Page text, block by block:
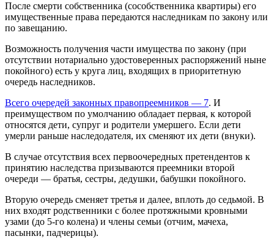
После смерти собственника (сособственника квартиры) его
имущественные права передаются наследникам по закону или
по завещанию.
Возможность получения части имущества по закону (при
отсутствии нотариально удостоверенных распоряжений ныне
покойного) есть у круга лиц, входящих в приоритетную
очередь наследников.
Всего очередей законных правопреемников — 7. И
преимуществом по умолчанию обладает первая, к которой
относятся дети, супруг и родители умершего. Если дети
умерли раньше наследодателя, их сменяют их дети (внуки).
В случае отсутствия всех первоочередных претендентов к
принятию наследства призываются преемники второй
очереди — братья, сестры, дедушки, бабушки покойного.
Вторую очередь сменяет третья и далее, вплоть до седьмой. В
них входят родственники с более протяжными кровными
узами (до 5-го колена) и члены семьи (отчим, мачеха,
пасынки, падчерицы).